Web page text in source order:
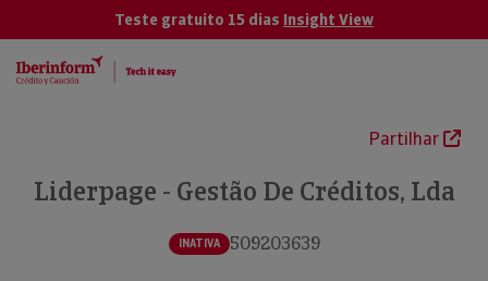
Teste gratuito 15 dias Insight View
Partilhar
Liderpage - Gestão De Créditos, Lda
INATIVA 509203639